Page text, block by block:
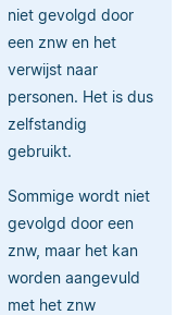
niet gevolgd door
een znw en het
verwijst naar
personen. Het is dus
zelfstandig
gebruikt.
Sommige wordt niet
gevolgd door een
znw, maar het kan
worden aangevuld
met het znw